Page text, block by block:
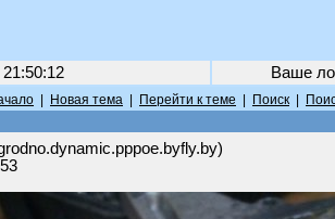
Ваше
Новая тема Перейти к теме Поиск